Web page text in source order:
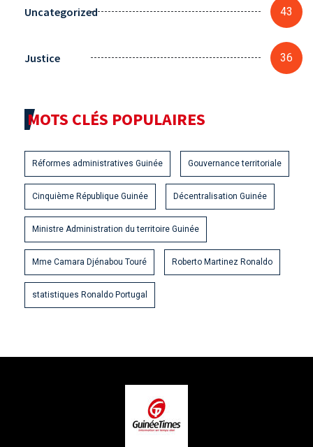
Uncategorized 43
Justice 36
MOTS CLÉS POPULAIRES
Réformes administratives Guinée Gouvernance territoriale
Cinquième République Guinée Décentralisation Guinée
Ministre Administration du territoire Guinée
Mme Camara Djénabou Touré Roberto Martinez Ronaldo
statistiques Ronaldo Portugal